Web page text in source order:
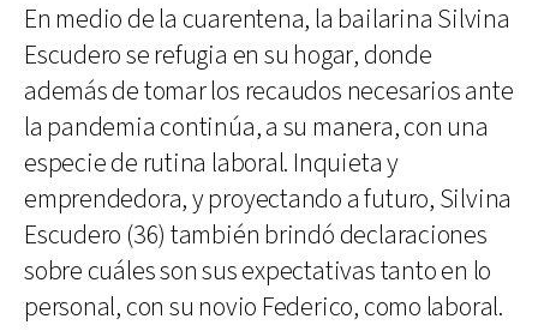
En medio de la cuarentena, la bailarina Silvina
Escudero se refugia en su hogar, donde
además de tomar los recaudos necesarios ante
la pandemia continúa, a su manera, con una
especie de rutina laboral. Inquieta y
emprendedora, y proyectando a futuro, Silvina
Escudero (36) también brindó declaraciones
sobre cuáles son sus expectativas tanto en lo
personal, con su novio Federico, como laboral.